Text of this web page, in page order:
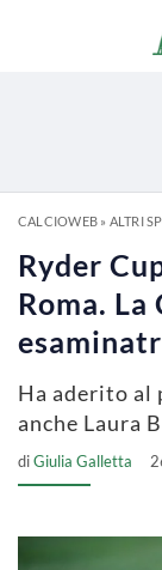
CALCIOWEB» ALTRI
Ryder
Roma. La
Ha aderito al
anche Laura
diGiulia Galletta